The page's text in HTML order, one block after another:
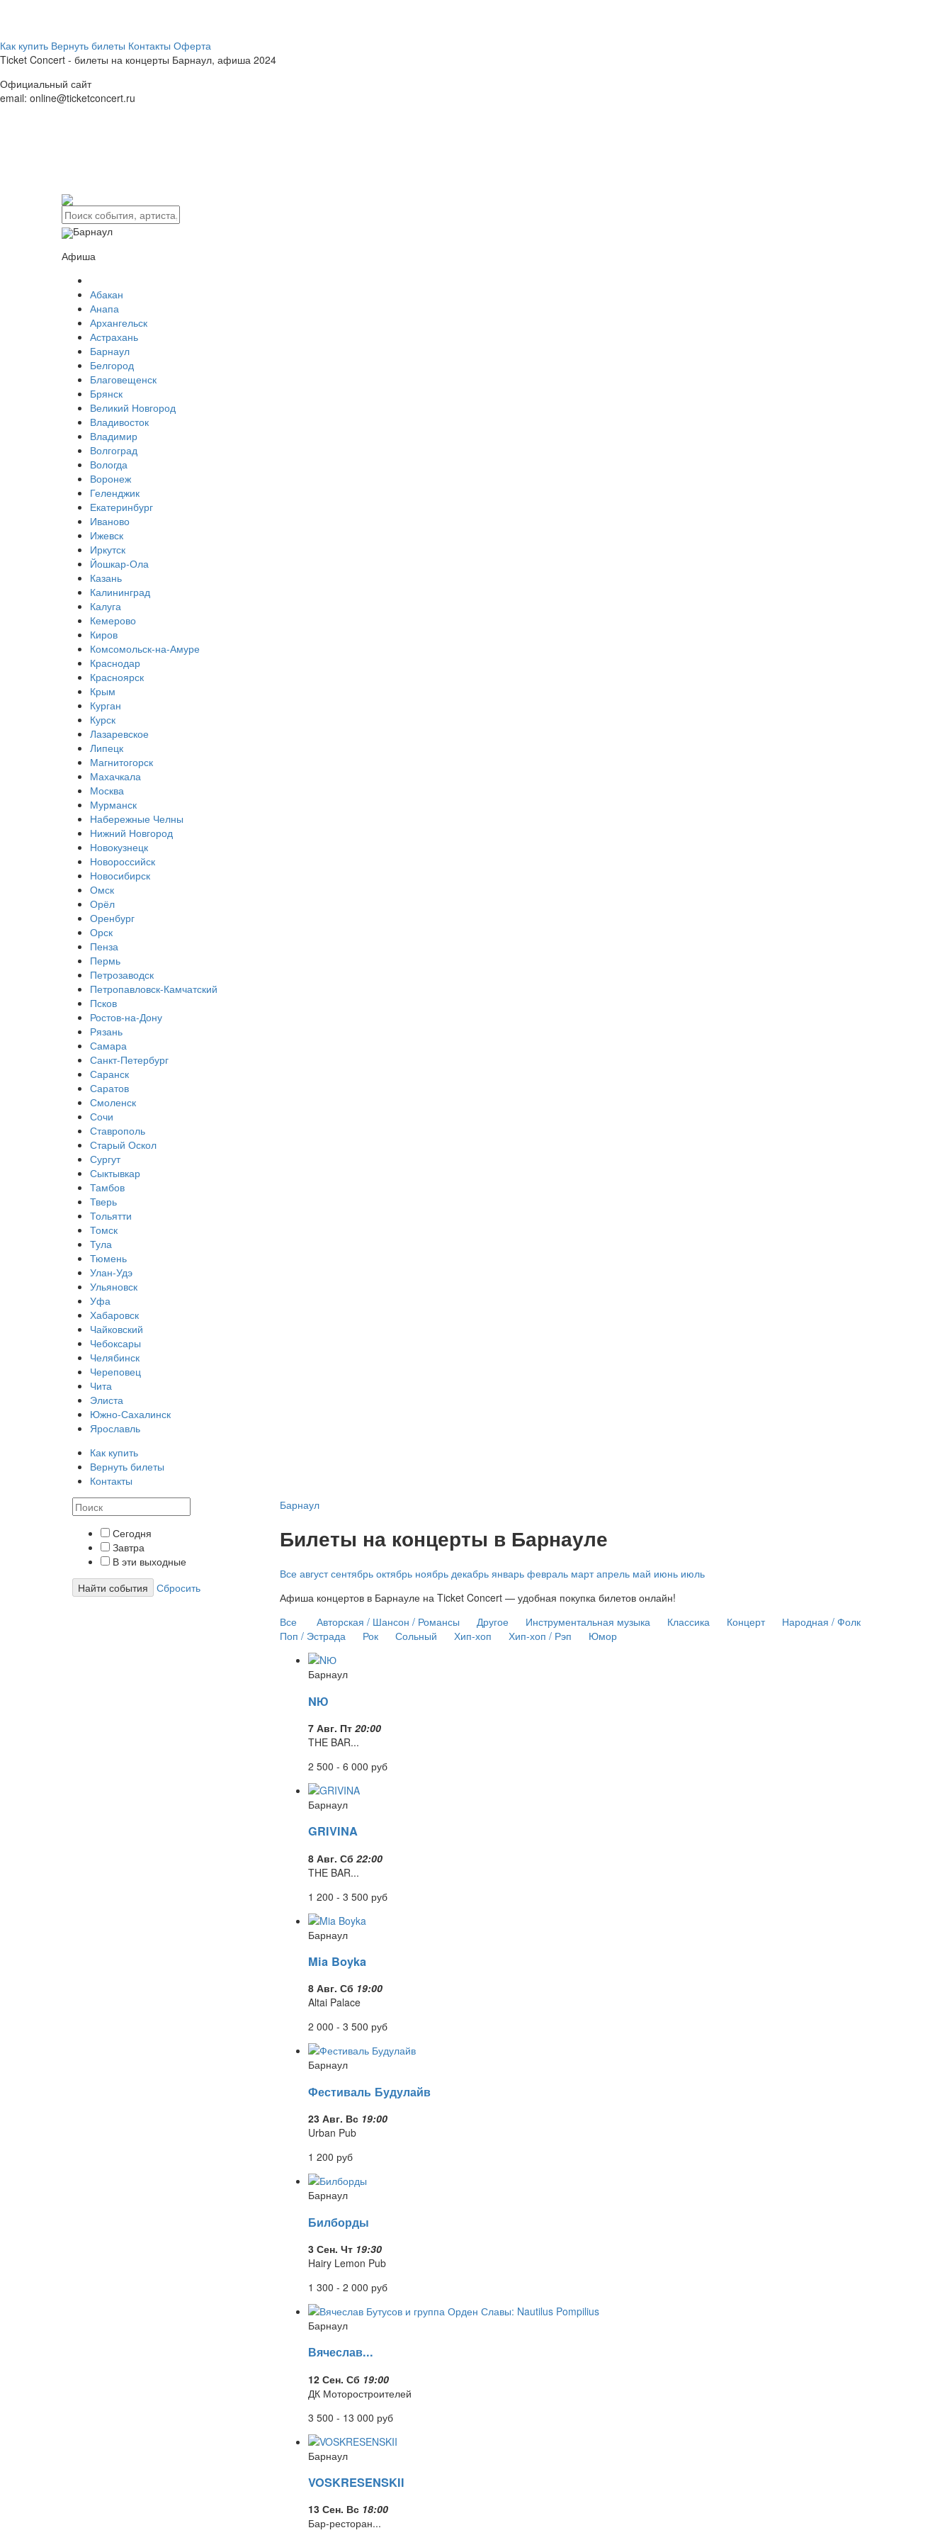
Как купить Вернуть билеты Контакты Оферта
Ticket Concert - билеты на концерты Барнаул, афиша 2024
Официальный сайт
email: online@ticketconcert.ru
Барнаул
Афиша
Абакан
Анапа
Архангельск
Астрахань
Барнаул
Белгород
Благовещенск
Брянск
Великий Новгород
Владивосток
Владимир
Волгоград
Вологда
Воронеж
Геленджик
Екатеринбург
Иваново
Ижевск
Иркутск
Йошкар-Ола
Казань
Калининград
Калуга
Кемерово
Киров
Комсомольск-на-Амуре
Краснодар
Красноярск
Крым
Курган
Курск
Лазаревское
Липецк
Магнитогорск
Махачкала
Москва
Мурманск
Набережные Челны
Нижний Новгород
Новокузнецк
Новороссийск
Новосибирск
Омск
Орёл
Оренбург
Орск
Пенза
Пермь
Петрозаводск
Петропавловск-Камчатский
Псков
Ростов-на-Дону
Рязань
Самара
Санкт-Петербург
Саранск
Саратов
Смоленск
Сочи
Ставрополь
Старый Оскол
Сургут
Сыктывкар
Тамбов
Тверь
Тольятти
Томск
Тула
Тюмень
Улан-Удэ
Ульяновск
Уфа
Хабаровск
Чайковский
Чебоксары
Челябинск
Череповец
Чита
Элиста
Южно-Сахалинск
Ярославль
Как купить
Вернуть билеты
Контакты
Сегодня
Завтра
В эти выходные
Найти события
Сбросить
Барнаул
Билеты на концерты в Барнауле
Все август сентябрь октябрь ноябрь декабрь январь февраль март апрель май июнь июль
Афиша концертов в Барнауле на Ticket Concert — удобная покупка билетов онлайн!
Все
Авторская / Шансон / Романсы Другое Инструментальная музыка Классика Концерт
Народная / Фолк
Поп / Эстрада
Рок Сольный Хип-хоп Хип-хоп / Рэп Юмор
Барнаул
NЮ
7 Авг. Пт 20:00
THE BAR...
2 500 - 6 000 руб
Барнаул
GRIVINA
8 Авг. Сб 22:00
THE BAR...
1 200 - 3 500 руб
Барнаул
Mia Boyka
8 Авг. Сб 19:00
Altai Palace
2 000 - 3 500 руб
Барнаул
Фестиваль Будулайв
23 Авг. Вс 19:00
Urban Pub
1 200 руб
Барнаул
Билборды
3 Сен. Чт 19:30
Hairy Lemon Pub
1 300 - 2 000 руб
Барнаул
Вячеслав...
12 Сен. Сб 19:00
ДК Моторостроителей
3 500 - 13 000 руб
Барнаул
VOSKRESENSKII
13 Сен. Вс 18:00
Бар-ресторан...